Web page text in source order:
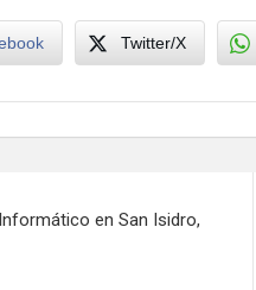
Twitter/X
en San Isidro,